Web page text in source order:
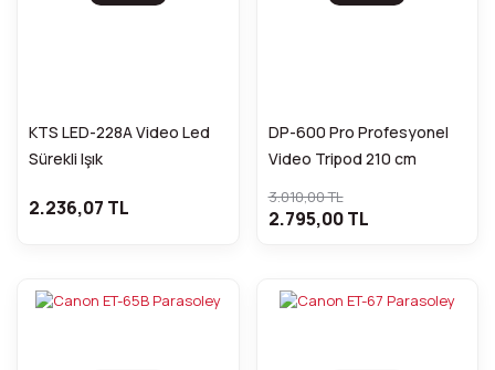
KTS LED-228A Video Led
Sürekli Işık
2.236,07 TL
DP-600 Pro Profesyonel
Video Tripod 210 cm
3.010,00 TL
2.795,00 TL